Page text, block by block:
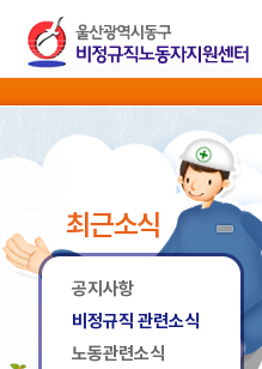
최근소식
공지사항
비정규직 관련소식
노동관련소식